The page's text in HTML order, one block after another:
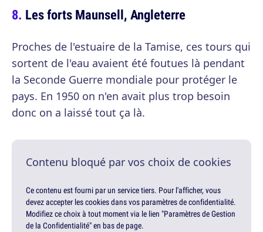
Les forts Maunsell, Angleterre
Proches de l'estuaire de la Tamise, ces tours qui
sortent de l'eau avaient été foutues là pendant
la Seconde Guerre mondiale pour protéger le
pays. En 1950 on n'en avait plus trop besoin
donc on a laissé tout ça là.
Contenu bloqué par vos choix de cookies
Ce contenu est fourni par un service tiers. Pour l'afficher, vous
devez accepter les cookies dans vos paramètres de confidentialité.
Modifiez ce choix à tout moment via le lien "Paramètres de Gestion
de la Confidentialité" en bas de page.